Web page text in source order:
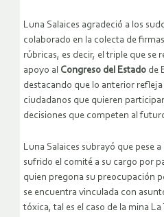
Luna Salaices agradeció a los
colaborado en la colecta de
rúbricas, es decir, el triple que se
apoyo al Congreso del Estado de
destacando que lo anterior
ciudadanos que quieren
decisiones que competen al
Luna Salaices subrayó que pese
sufrido el comité a su cargo por
quien pregona su preocupación
se encuentra vinculada con
tóxica, tal es el caso de la mina